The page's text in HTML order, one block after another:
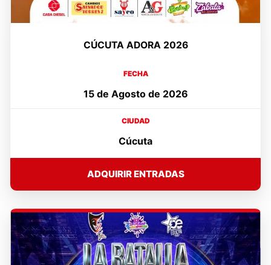
CÚCUTA ADORA 2026
FECHA
15 de Agosto de 2026
CIUDAD
Cúcuta
ADQUIRIR ENTRADAS